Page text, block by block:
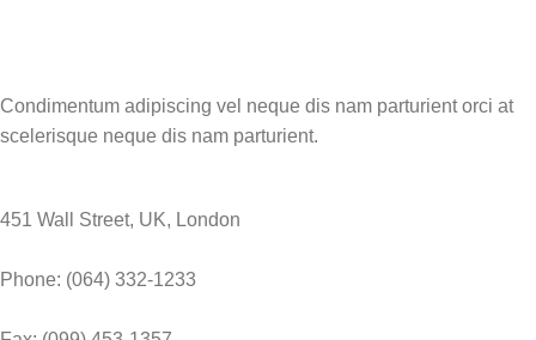
Condimentum adipiscing vel neque dis nam parturient orci at
scelerisque neque dis nam parturient.
451 Wall Street, UK, London
Phone: (064) 332-1233